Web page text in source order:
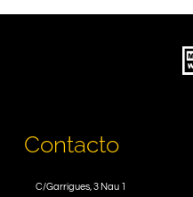
Contacto
C/Garrigues, 3 Nau 1